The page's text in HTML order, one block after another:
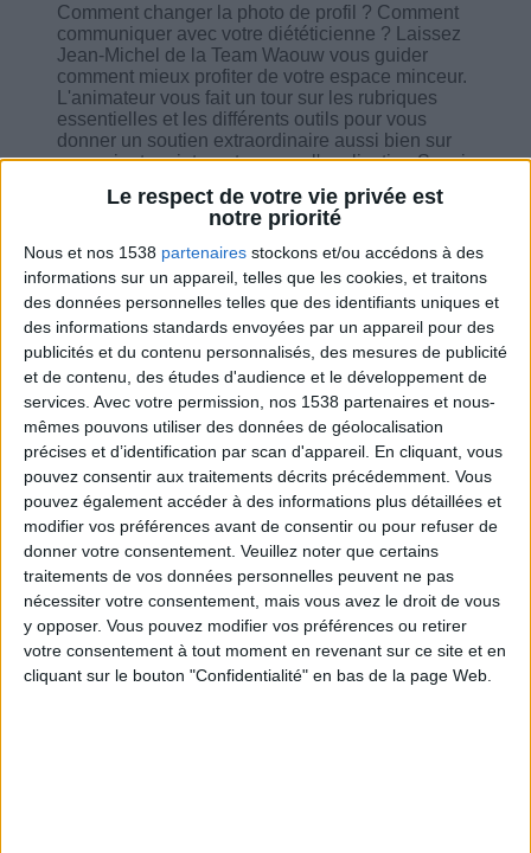
Le respect de votre vie privée est
notre priorité
Nous et nos 1538 partenaires stockons et/ou accédons à des
informations sur un appareil, telles que les cookies, et traitons
des données personnelles telles que des identifiants uniques et
des informations standards envoyées par un appareil pour des
publicités et du contenu personnalisés, des mesures de publicité
et de contenu, des études d'audience et le développement de
services. Avec votre permission, nos 1538 partenaires et nous-
mêmes pouvons utiliser des données de géolocalisation
précises et d’identification par scan d'appareil. En cliquant, vous
pouvez consentir aux traitements décrits précédemment. Vous
pouvez également accéder à des informations plus détaillées et
modifier vos préférences avant de consentir ou pour refuser de
donner votre consentement. Veuillez noter que certains
traitements de vos données personnelles peuvent ne pas
nécessiter votre consentement, mais vous avez le droit de vous
y opposer. Vous pouvez modifier vos préférences ou retirer
votre consentement à tout moment en revenant sur ce site et en
cliquant sur le bouton "Confidentialité" en bas de la page Web.
Comment changer la photo de profil ? Comment
communiquer avec votre diététicienne ? Laissez
Jean-Michel de la Team Waouw vous guider
comment mieux profiter de votre espace minceur.
L'animateur vous fait un tour sur les rubriques
essentielles et les différents outils pour vous
donner un soutien extraordinaire aussi bien sur
un navigateur internet que sur l'application Savoir
Maigrir. Et bien sûr, il n'oublie pas de vous donner
des nouveautés du docteur et de répondre à vos
Combien de kilos souhaitez-vous perdre ?
Moins de
5 kilos
De 5 à 10
kilos
Plus de
10 kilos
Service-client & Motivation
Les équipes du Service-client et de la
Communauté Savoir Maigrir vous aident
chaque semaine à vous rapprocher
sereinement de votre objectif minceur.